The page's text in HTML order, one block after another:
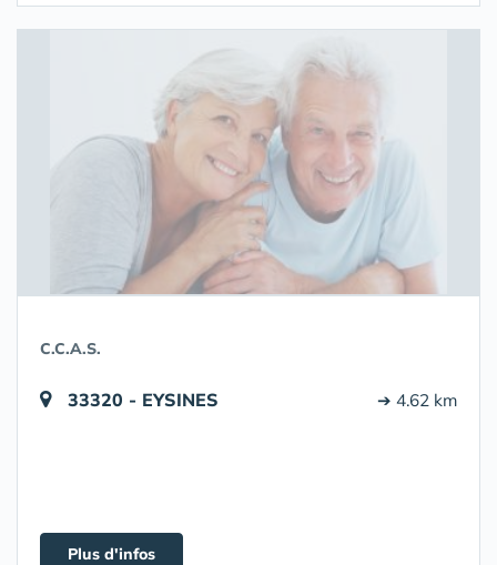
C.C.A.S.
33320 - EYSINES ➔ 4.62 km
Plus d'infos